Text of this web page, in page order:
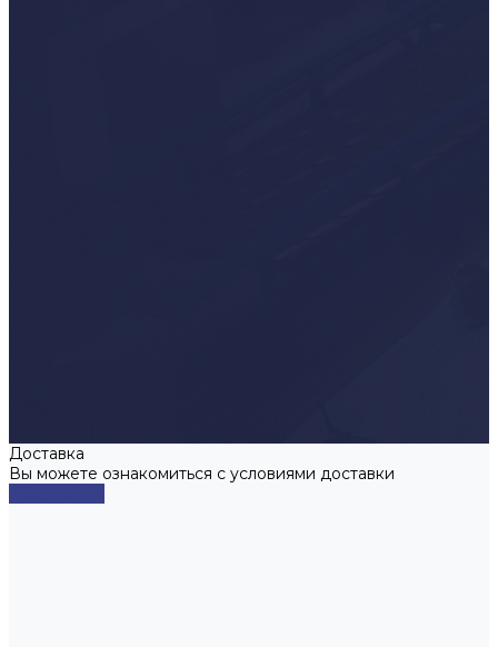
Доставка
Вы можете ознакомиться с условиями доставки